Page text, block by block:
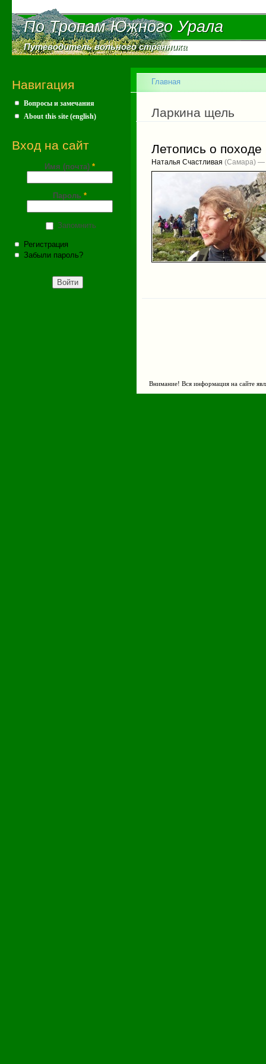
По Тропам Южного Урала
По Тропам Южного Урала
Путеводитель вольного странника
Путеводитель вольного странника
Навигация
Вопросы и замечания
About this site (english)
Вход на сайт
Имя (почта) *
Пароль *
Запомнить
Регистрация
Забыли пароль?
Вы здесь
Главная
Ларкина щель
Летопись о
Наталья Счастливая (Самара) —
Внимание! Вся информация на сайте